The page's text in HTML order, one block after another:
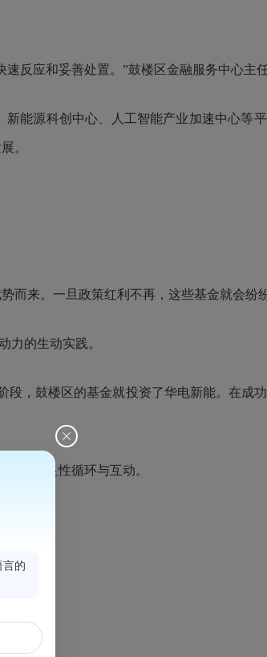
反应和妥善处置。”鼓楼区金融服务中心主
能源科创中心、人工智能产业加速中心等
。
来。一旦政策红利不再，这些基金就会纷
力的生动实践。
，鼓楼区的基金就投资了华电新能。在成
形成良性循环与互动。
言的